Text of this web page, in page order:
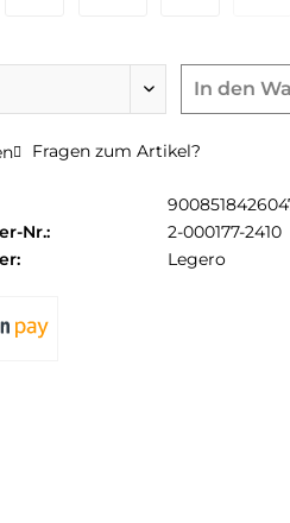
In den
Fragen zum Artikel?
Nr.:
2-000177-2410
Legero